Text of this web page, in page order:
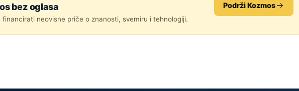
bez oglasa
financirati neovisne priče o znanosti, svemiru i tehnologiji.
Podrži Kozmos